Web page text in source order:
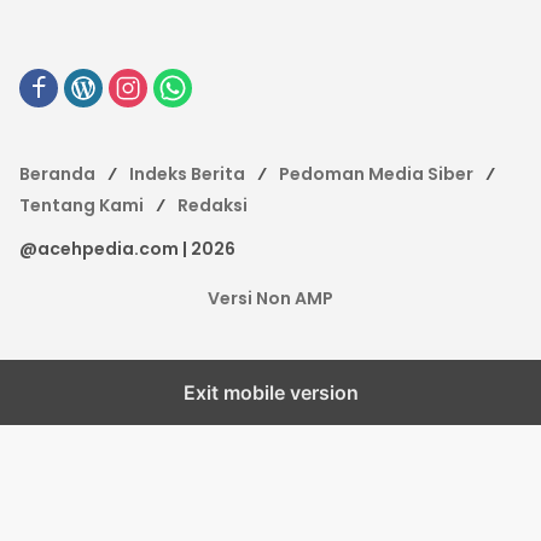
Beranda Indeks Berita
Pedoman Media Siber
Tentang Kami
Redaksi
@acehpedia.com | 2026
Versi Non AMP
Exit mobile version